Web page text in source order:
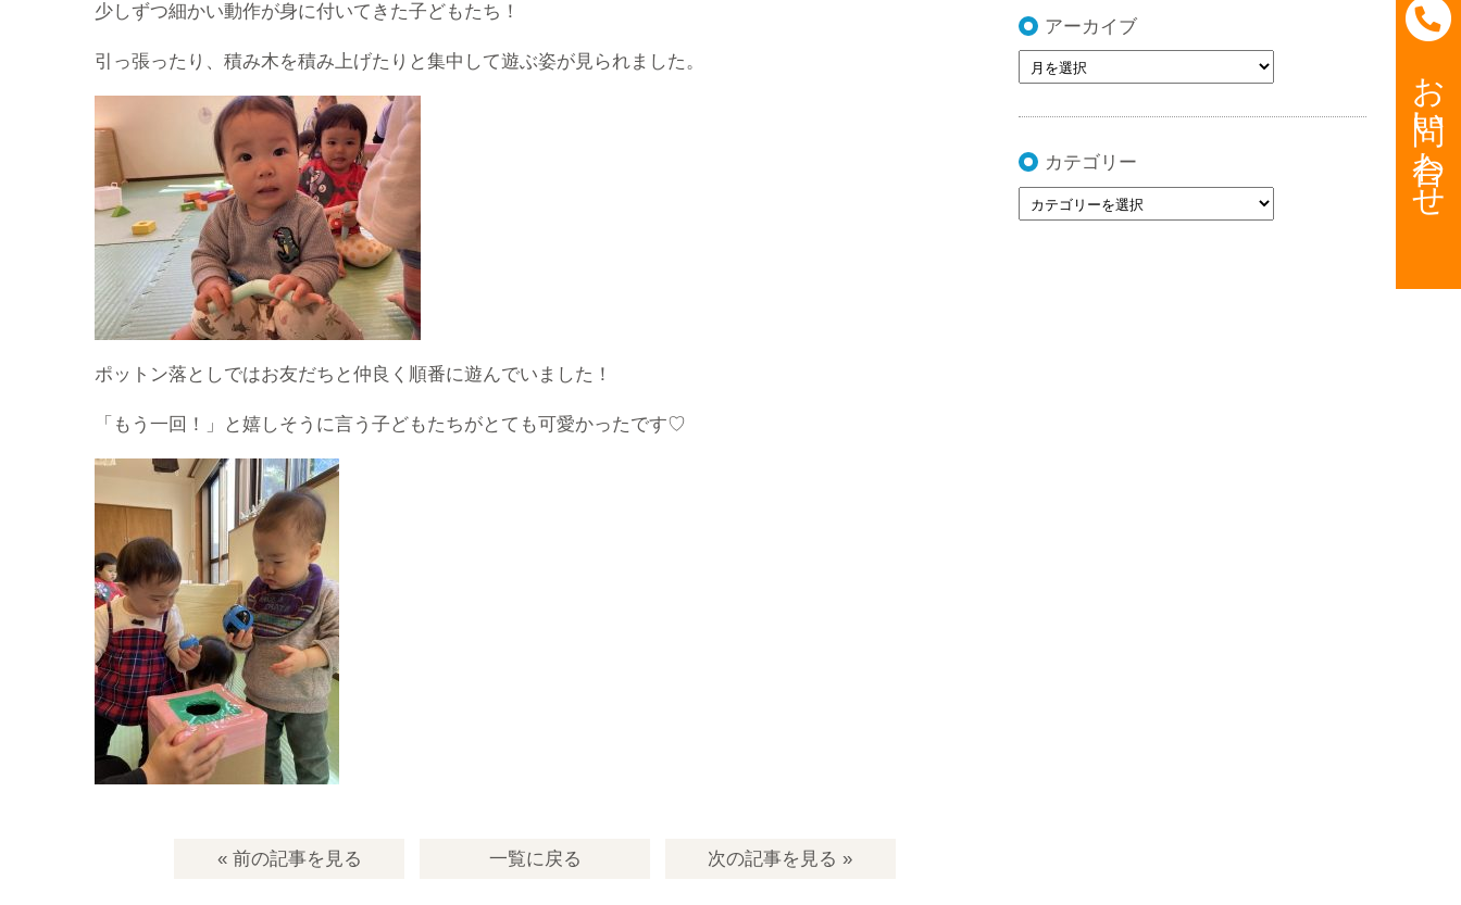
少しずつ細かい動作が身に付いてきた子どもたち！
引っ張ったり、積み木を積み上げたりと集中して遊ぶ姿が見られました。
ポットン落としではお友だちと仲良く順番に遊んでいました！
「もう一回！」と嬉しそうに言う子どもたちがとても可愛かったです♡
« 前の記事を見る 一覧に戻る 次の記事を見る »
アーカイブ
カテゴリー お問い合わせ